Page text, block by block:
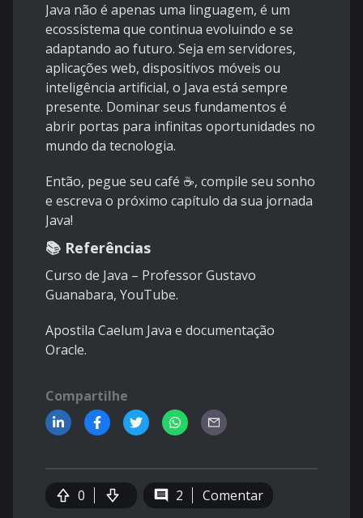
Java não é apenas uma linguagem, é um
ecossistema que continua evoluindo e se
adaptando ao futuro. Seja em servidores,
aplicações web, dispositivos móveis ou
inteligência artificial, o Java está sempre
presente. Dominar seus fundamentos é
abrir portas para infinitas oportunidades no
mundo da tecnologia.
Então, pegue seu café ☕, compile seu sonho
e escreva o próximo capítulo da sua jornada
Java!
📚 Referências
Curso de Java – Professor Gustavo
Guanabara, YouTube.
Apostila Caelum Java e documentação
Oracle.
Compartilhe
0 2 Comentar